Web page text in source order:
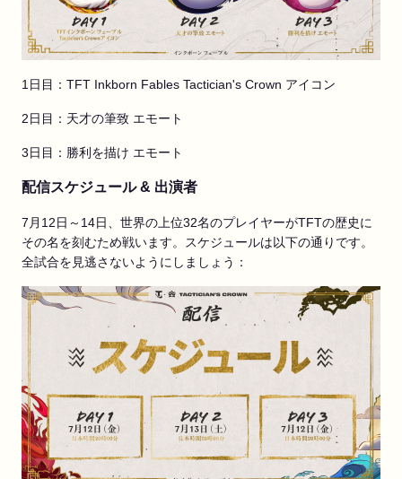
1日目：TFT Inkborn Fables Tactician's Crown アイコン
2日目：天才の筆致 エモート
3日目：勝利を描け エモート
配信スケジュール & 出演者
7月12日～14日、世界の上位32名のプレイヤーがTFTの歴史に
その名を刻むため戦います。スケジュールは以下の通りです。
全試合を見逃さないようにしましょう：